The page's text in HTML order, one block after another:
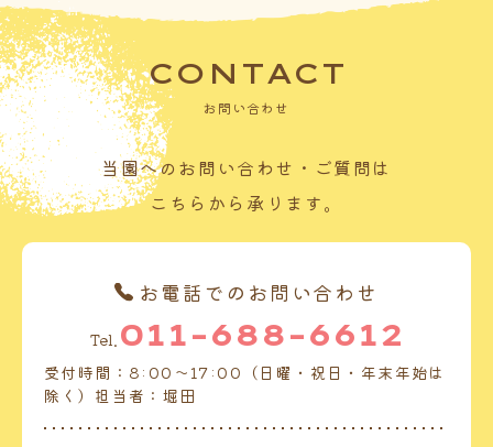
CONTACT
お問い合わせ
当園へのお問い合わせ・ご質問は
こちらから承ります。
お電話でのお問い合わせ
Tel. 011-688-6612
受付時間：8:00～17:00（日曜・祝日・年末年始は
除く）担当者：堀田